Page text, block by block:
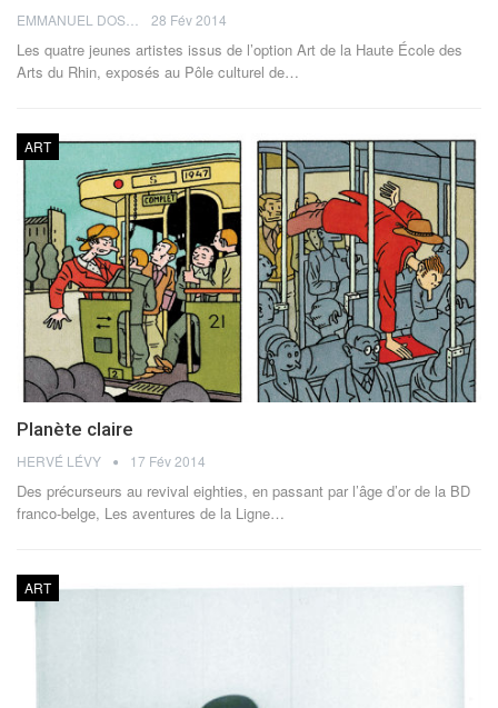
28 Fév 2014
Les quatre jeunes artistes issus de l’option Art de la Haute École des
Arts du Rhin, exposés au Pôle culturel de…
ART
Planète claire
HERVÉ LÉVY 17 Fév 2014
Des précurseurs au revival eighties, en passant par l’âge d’or de la BD
franco-belge, Les aventures de la Ligne…
ART